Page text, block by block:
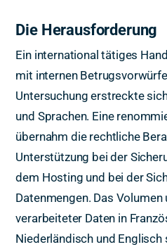
Die Herausforderung
Ein international tätiges
mit internen
Untersuchung erstreckte
und Sprachen. Eine
übernahm die rechtliche
Unterstützung bei der
dem Hosting und bei der
Datenmengen. Das
verarbeiteter Daten in
Niederländisch und